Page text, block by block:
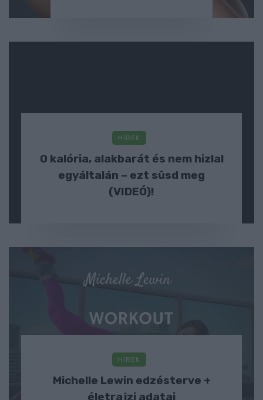
HÍREK
0 kalória, alakbarát és nem hizlal
egyáltalán – ezt süsd meg
(VIDEÓ)!
HÍREK
Michelle Lewin edzésterve +
életrajzi adatai